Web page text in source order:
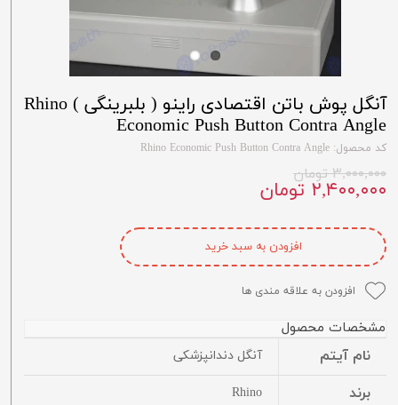
آنگل پوش باتن اقتصادی راینو ( بلبرینگی ) Rhino
Economic Push Button Contra Angle
کد محصول: Rhino Economic Push Button Contra Angle
۳,۰۰۰,۰۰۰ تومان
۲,۴۰۰,۰۰۰ تومان
افزودن به سبد خرید
افزودن به علاقه مندی ها
مشخصات محصول
نام آیتم آنگل دندانپزشکی
برند Rhino